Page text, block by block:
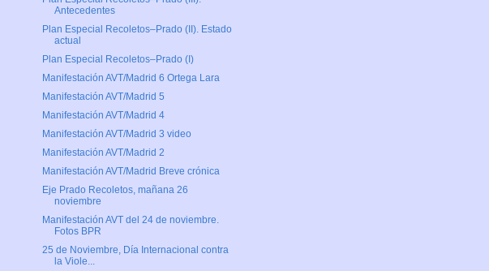
Antecedentes
Plan Especial Recoletos–Prado (II). Estado
actual
Plan Especial Recoletos–Prado (I)
Manifestación AVT/Madrid 6 Ortega Lara
Manifestación AVT/Madrid 5
Manifestación AVT/Madrid 4
Manifestación AVT/Madrid 3 video
Manifestación AVT/Madrid 2
Manifestación AVT/Madrid Breve crónica
Eje Prado Recoletos, mañana 26
noviembre
Manifestación AVT del 24 de noviembre.
Fotos BPR
25 de Noviembre, Día Internacional contra
la Viole...